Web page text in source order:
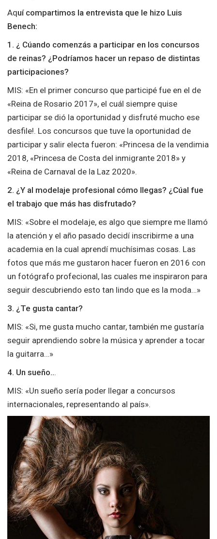
Aquí compartimos la entrevista que le hizo Luis
Benech:
1. ¿ Cúando comenzás a participar en los concursos
de reinas? ¿Podríamos hacer un repaso de distintas
participaciones?
MIS: «En el primer concurso que participé fue en el de
«Reina de Rosario 2017», el cuál siempre quise
participar se dió la oportunidad y disfruté mucho ese
desfile!. Los concursos que tuve la oportunidad de
participar y salir electa fueron: «Princesa de la vendimia
2018, «Princesa de Costa del inmigrante 2018» y
«Reina de Carnaval de la Laz 2020».
2. ¿Y al modelaje profesional cómo llegas? ¿Cúal fue
el trabajo que más has disfrutado?
MIS: «Sobre el modelaje, es algo que siempre me llamó
la atención y el año pasado decidí inscribirme a una
academia en la cual aprendí muchísimas cosas. Las
fotos que más me gustaron hacer fueron en 2016 con
un fotógrafo profecional, las cuales me inspiraron para
seguir descubriendo esto tan lindo que es la moda…»
3. ¿Te gusta cantar?
MIS: «Si, me gusta mucho cantar, también me gustaría
seguir aprendiendo sobre la música y aprender a tocar
la guitarra…»
4. Un sueño...
MIS: «Un sueño sería poder llegar a concursos
internacionales, representando al país».